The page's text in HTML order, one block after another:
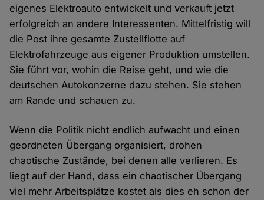
eigenes Elektroauto entwickelt und verkauft jetzt
erfolgreich an andere Interessenten. Mittelfristig will
die Post ihre gesamte Zustellflotte auf
Elektrofahrzeuge aus eigener Produktion umstellen.
Sie führt vor, wohin die Reise geht, und wie die
deutschen Autokonzerne dazu stehen. Sie stehen
am Rande und schauen zu.
Wenn die Politik nicht endlich aufwacht und einen
geordneten Übergang organisiert, drohen
chaotische Zustände, bei denen alle verlieren. Es
liegt auf der Hand, dass ein chaotischer Übergang
viel mehr Arbeitsplätze kostet als dies eh schon der